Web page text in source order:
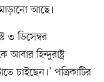
আছে।
৩ ডিসেম্বর
হিন্দুরাষ্ট্র
চাইছেন।’ পত্রিকাটির